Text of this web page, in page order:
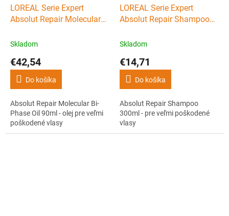
LOREAL Serie Expert
Absolut Repair Molecular
veľmi poškodené vlasy
Skladom
€42,54
Do košíka
Absolut Repair Molecular Bi-
Phase Oil 90ml - olej pre veľmi
poškodené vlasy
LOREAL Serie Expert
Absolut Repair Shampoo
poškodené vlasy
Skladom
€14,71
Do košíka
Absolut Repair Shampoo
300ml - pre veľmi poškodené
vlasy